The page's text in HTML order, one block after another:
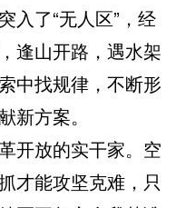
入了“无人区”，经
逢山开路，遇水架
中找规律，不断形
新方案。
放的实干家。空
才能攻坚克难，只